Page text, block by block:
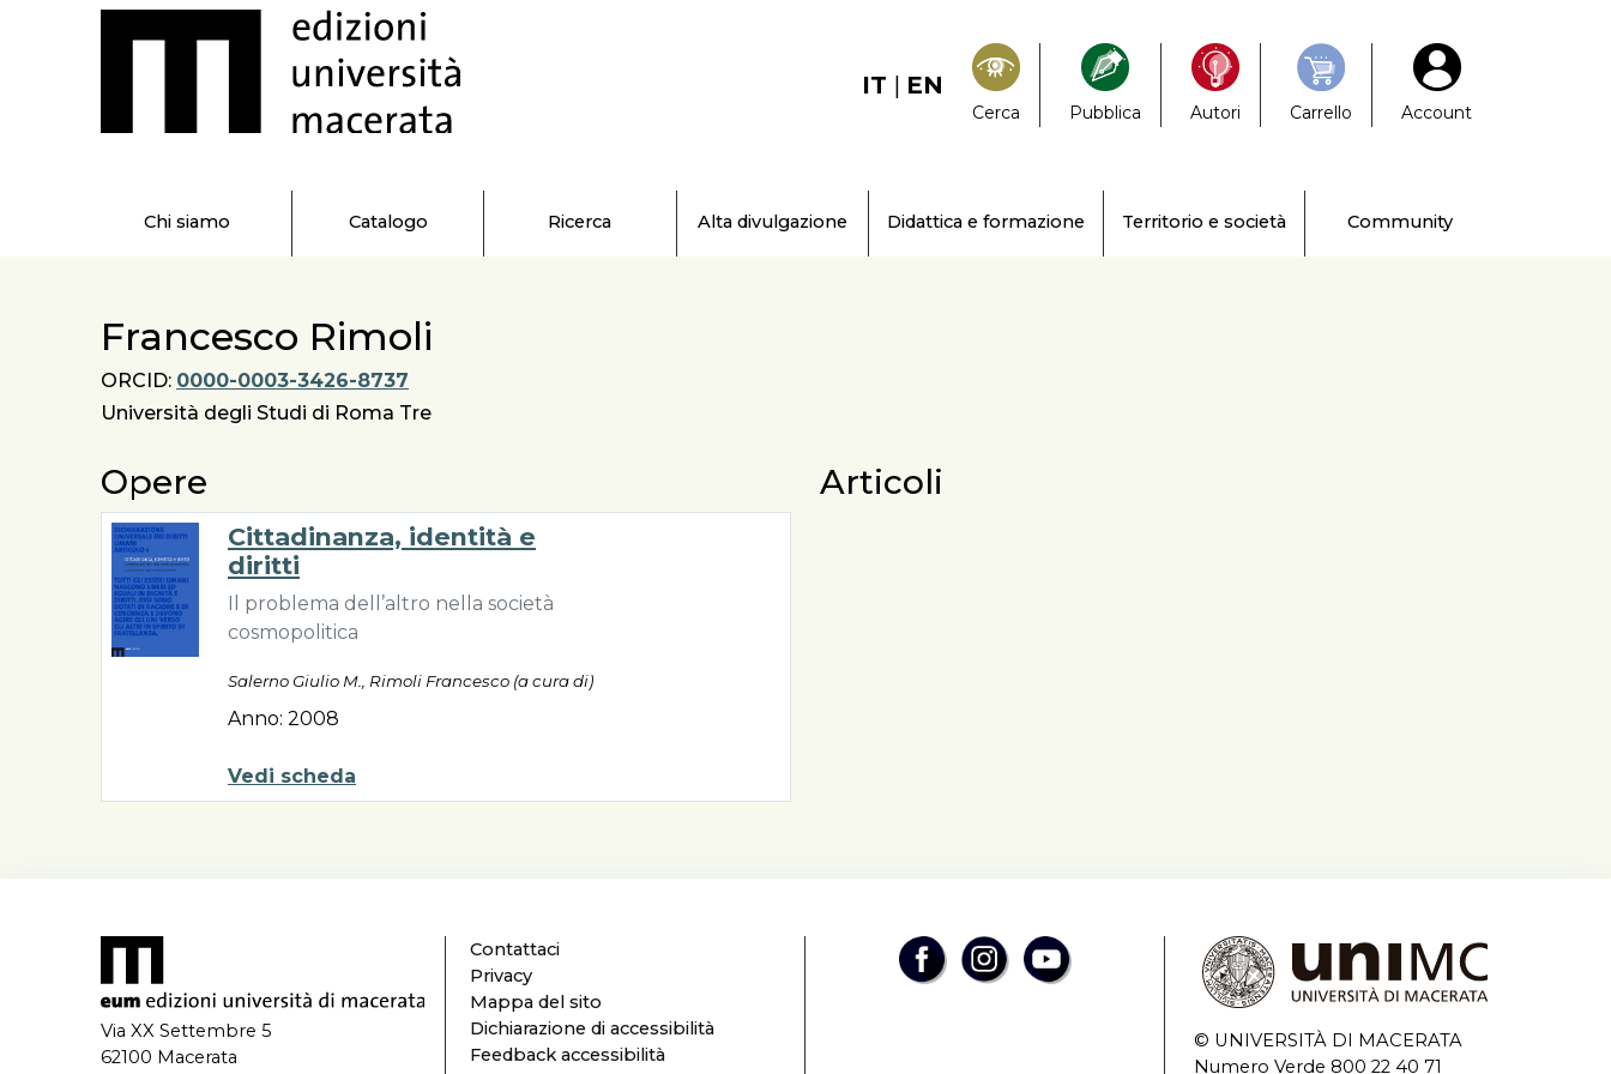
IT | EN
Cerca Pubblica Autori Carrello Account
Chi siamo Catalogo Ricerca Alta divulgazione Didattica e formazione Territorio e società Community
Francesco Rimoli
ORCID: 0000-0003-3426-8737
Università degli Studi di Roma Tre
Opere
Cittadinanza, identità e
diritti
Il problema dell’altro nella società
cosmopolitica
Salerno Giulio M., Rimoli Francesco (a cura di)
Anno: 2008
Vedi scheda
Articoli
Via XX Settembre 5
62100 Macerata
Contattaci
Privacy
Mappa del sito
Dichiarazione di accessibilità
Feedback accessibilità
© UNIVERSITÀ DI MACERATA
Numero Verde 800 22 40 71